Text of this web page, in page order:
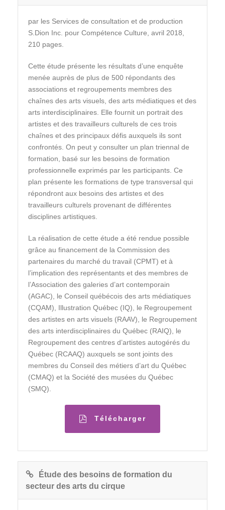
par les Services de consultation et de production
S.Dion Inc. pour Compétence Culture, avril 2018,
210 pages.
Cette étude présente les résultats d’une enquête
menée auprès de plus de 500 répondants des
associations et regroupements membres des
chaînes des arts visuels, des arts médiatiques et des
arts interdisciplinaires. Elle fournit un portrait des
artistes et des travailleurs culturels de ces trois
chaînes et des principaux défis auxquels ils sont
confrontés. On peut y consulter un plan triennal de
formation, basé sur les besoins de formation
professionnelle exprimés par les participants. Ce
plan présente les formations de type transversal qui
répondront aux besoins des artistes et des
travailleurs culturels provenant de différentes
disciplines artistiques.
La réalisation de cette étude a été rendue possible
grâce au financement de la Commission des
partenaires du marché du travail (CPMT) et à
l’implication des représentants et des membres de
l’Association des galeries d’art contemporain
(AGAC), le Conseil québécois des arts médiatiques
(CQAM), Illustration Québec (IQ), le Regroupement
des artistes en arts visuels (RAAV), le Regroupement
des arts interdisciplinaires du Québec (RAIQ), le
Regroupement des centres d’artistes autogérés du
Québec (RCAAQ) auxquels se sont joints des
membres du Conseil des métiers d’art du Québec
(CMAQ) et la Société des musées du Québec
(SMQ).
Télécharger
Étude des besoins de formation du
secteur des arts du cirque